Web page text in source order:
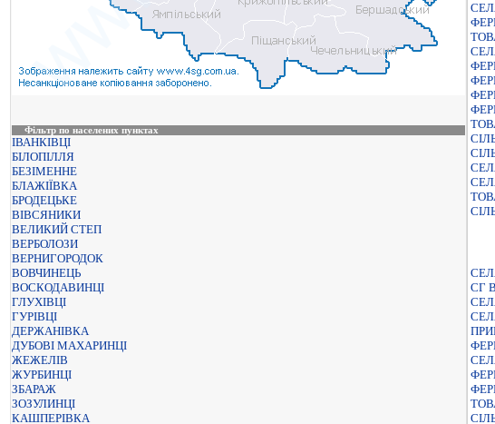
Фільтр по населених пунктах
ІВАНКІВЦІ
БІЛОПІЛЛЯ
БЕЗІМЕННЕ
БЛАЖІЇВКА
БРОДЕЦЬКЕ
ВІВСЯНИКИ
ВЕЛИКИЙ СТЕП
ВЕРБОЛОЗИ
ВЕРНИГОРОДОК
ВОВЧИНЕЦЬ
ВОСКОДАВИНЦІ
ГЛУХІВЦІ
ГУРІВЦІ
ДЕРЖАНІВКА
ДУБОВІ МАХАРИНЦІ
ЖЕЖЕЛІВ
ЖУРБИНЦІ
ЗБАРАЖ
ЗОЗУЛИНЦІ
КАШПЕРІВКА
СГ